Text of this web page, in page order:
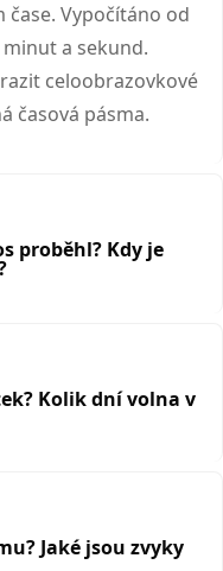
čase. Vypočítáno od
a sekund.
celoobrazovkové
časová pásma.
proběhl? Kdy je
Kolik dní volna v
Jaké jsou zvyky